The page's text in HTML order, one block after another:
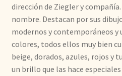
dirección de Ziegler y
nombre. Destacan por sus
modernos y contemporáneos y
colores, todos ellos muy bien
beige, dorados, azules, rojos y
un brillo que las hace